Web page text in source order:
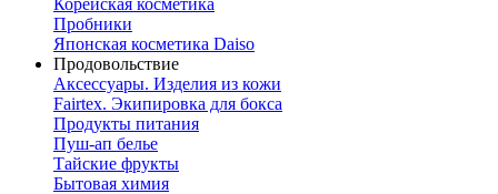
Корейская косметика
Пробники
Японская косметика Daiso
Продовольствие
Аксессуары. Изделия из кожи
Fairtex. Экипировка для бокса
Продукты питания
Пуш-ап белье
Тайские фрукты
Бытовая химия